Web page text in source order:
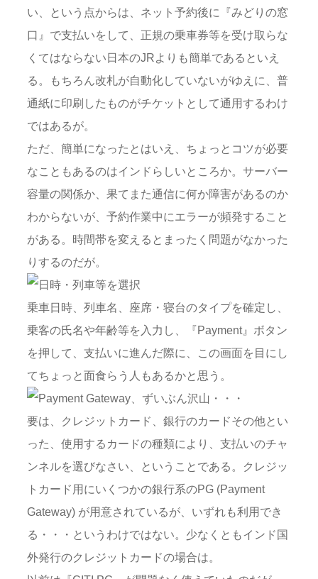
い、という点からは、ネット予約後に『みどりの窓
口』で支払いをして、正規の乗車券等を受け取らな
くてはならない日本のJRよりも簡単であるといえ
る。もちろん改札が自動化していないがゆえに、普
通紙に印刷したものがチケットとして通用するわけ
ではあるが。
ただ、簡単になったとはいえ、ちょっとコツが必要
なこともあるのはインドらしいところか。サーバー
容量の関係か、果てまた通信に何か障害があるのか
わからないが、予約作業中にエラーが頻発すること
がある。時間帯を変えるとまったく問題がなかった
りするのだが。
乗車日時、列車名、座席・寝台のタイプを確定し、
乗客の氏名や年齢等を入力し、『Payment』ボタン
を押して、支払いに進んだ際に、この画面を目にし
てちょっと面食らう人もあるかと思う。
要は、クレジットカード、銀行のカードその他とい
った、使用するカードの種類により、支払いのチャ
ンネルを選びなさい、ということである。クレジッ
トカード用にいくつかの銀行系のPG (Payment
Gateway) が用意されているが、いずれも利用でき
る・・・というわけではない。少なくともインド国
外発行のクレジットカードの場合は。